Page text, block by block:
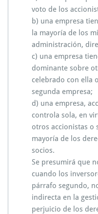
voto de los
b) una empresa
la mayoría de los
administración,
c) una empresa
dominante sobre
celebrado con ella
segunda empresa;
d) una empresa,
controla sola, en
otros accionistas o
mayoría de los
socios.
Se presumirá que
cuando los
párrafo segundo,
indirecta en la
perjuicio de los